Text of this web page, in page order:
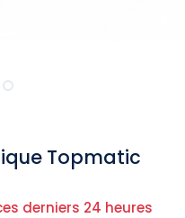
Topmatic
derniers 24 heures